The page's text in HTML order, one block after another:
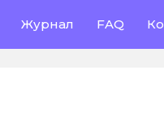
Журнал FAQ